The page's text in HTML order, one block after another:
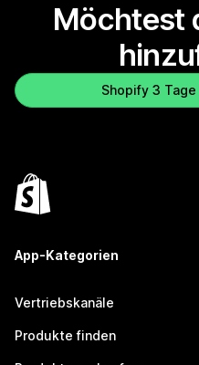
Möchtest
Shopify 3
App-Kategorien
Vertriebskanäle
Produkte finden